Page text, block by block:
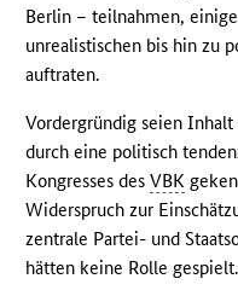
Berlin – teilnahmen,
unrealistischen bis hin zu
auftraten.
Vordergründig seien
durch eine politisch
Kongresses desVBK
Widerspruch zur
zentrale Partei- und
hätten keine Rolle gespielt.